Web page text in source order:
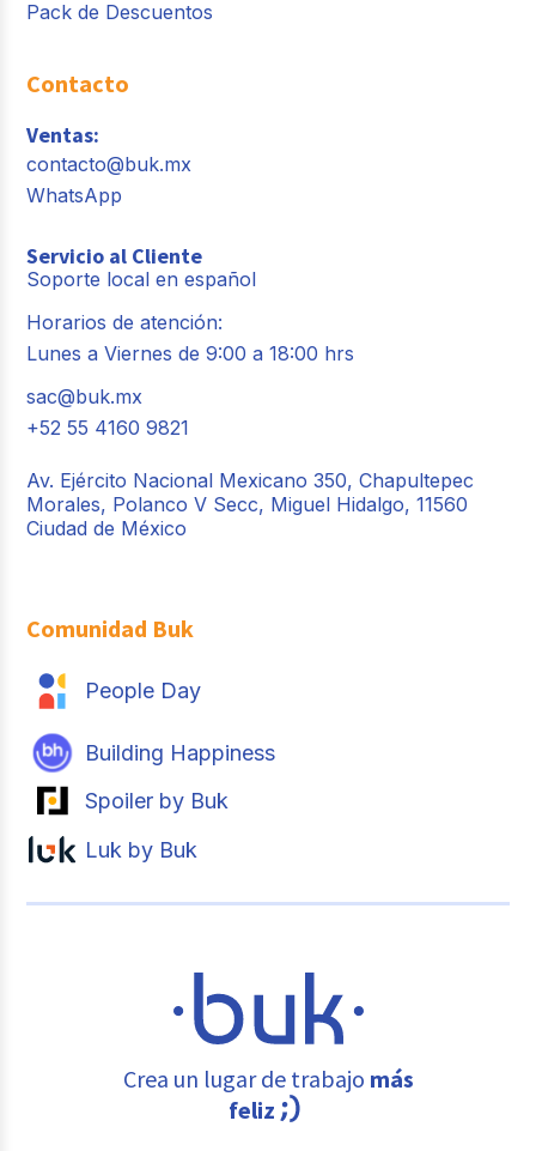
Pack de Descuentos
Contacto
Ventas:
contacto@buk.mx
WhatsApp
Servicio al Cliente
Soporte local en español
Horarios de atención:
Lunes a Viernes de 9:00 a 18:00 hrs
sac@buk.mx
+52 55 4160 9821
Av. Ejército Nacional Mexicano 350, Chapultepec
Morales, Polanco V Secc, Miguel Hidalgo, 11560
Ciudad de México
Comunidad Buk
People Day
Building Happiness
Spoiler by Buk
Luk by Buk
Crea un lugar de trabajo más
feliz